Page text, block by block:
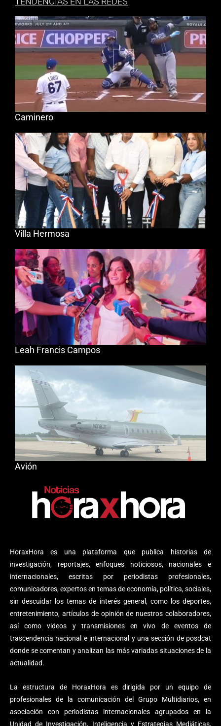
HoraxHora es una plataforma que publica historias de
investigación, reportajes, enfoques noticiosos, nacionales e
internacionales, escritas por periodistas profesionales,
comunicadores, expertos en temas de economía, política, sociales,
sin descuidar los temas de interés general, como los deportes,
entretenimiento, artículos de opinión de nuestros colaboradores,
así como videos y transmisiones en vivo de eventos de
trascendencia nacional e internacional y una sección de posdcat
donde se comentan y analizan las más variadas situaciones de la
actualidad.
La estructura de HoraxHora es dirigida por un equipo de
profesionales de la comunicación del Grupo Multidiarios, en
asociación con periodistas internacionales agrupados en la
Unidad de Investigación, Inteligencia y Estrategias Mediáticas,
Caminero
Villa Hermosa
Leah Francis Campos
Avión